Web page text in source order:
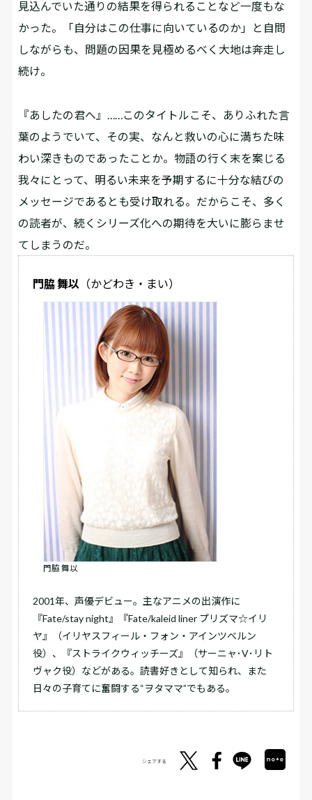
見込んでいた通りの結果を得られることなど一度もな
かった。「自分はこの仕事に向いているのか」と自問
しながらも、問題の因果を見極めるべく大地は奔走し
続け――。
『あしたの君へ』……このタイトルこそ、ありふれた言
葉のようでいて、その実、なんと救いの心に満ちた味
わい深きものであったことか。物語の行く末を案じる
我々にとって、明るい未来を予期するに十分な結びの
メッセージであるとも受け取れる。だからこそ、多く
の読者が、続くシリーズ化への期待を大いに膨らませ
てしまうのだ。
門脇 舞以 （かどわき・まい）
門脇 舞以
2001年、声優デビュー。主なアニメの出演作に
『Fate/stay night』『Fate/kaleid liner プリズマ☆イリ
ヤ』（イリヤスフィール・フォン・アインツベルン
役）、『ストライクウィッチーズ』（サーニャ･V･リト
ヴャク役）などがある。読書好きとして知られ、また
日々の子育てに奮闘する“ヲタママ”でもある。
シェアする